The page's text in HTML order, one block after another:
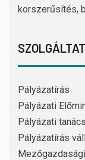
korszerűsítés,
Pályázatírás
Pályázati
Pályázati
Pályázatírás